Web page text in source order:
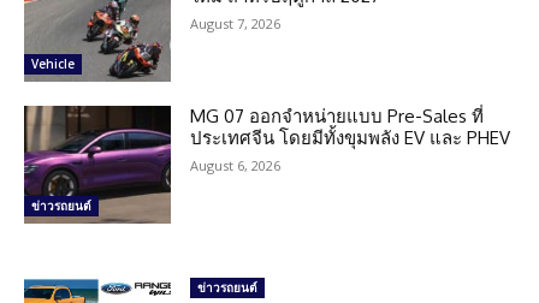
Vehicle
August 7, 2026
ข่าวรถยนต์
MG 07 ออกจำหน่ายแบบ Pre-Sales ที่
ประเทศจีน โดยมีทั้งขุมพลัง EV และ PHEV
August 6, 2026
ข่าวรถยนต์